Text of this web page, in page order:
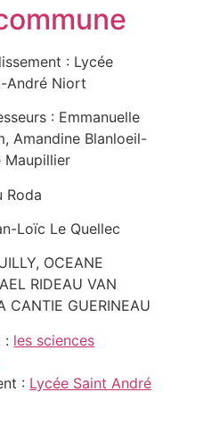
: Lycée
André Niort
: Emmanuelle
Amandine Blanloeil-
Maupillier
Roda
Loïc Le Quellec
OCEANE
RIDEAU VAN
CANTIE GUERINEAU
: les sciences
: Lycée Saint André